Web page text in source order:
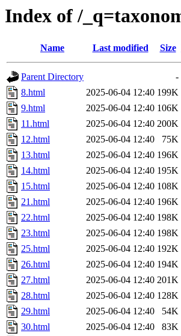
Index of /
Name Last modified Size
Parent Directory
-
8.html
2025-06-04 12:40 199K
9.html
2025-06-04 12:40 106K
11.html
2025-06-04 12:40 200K
12.html
2025-06-04 12:40
75K
13.html
2025-06-04 12:40 196K
14.html
2025-06-04 12:40 195K
15.html
2025-06-04 12:40 108K
21.html
2025-06-04 12:40 196K
22.html
2025-06-04 12:40 198K
23.html
2025-06-04 12:40 198K
25.html
2025-06-04 12:40 192K
26.html
2025-06-04 12:40 194K
27.html
2025-06-04 12:40 201K
28.html
2025-06-04 12:40 128K
29.html
2025-06-04 12:40
54K
30.html
2025-06-04 12:40
83K